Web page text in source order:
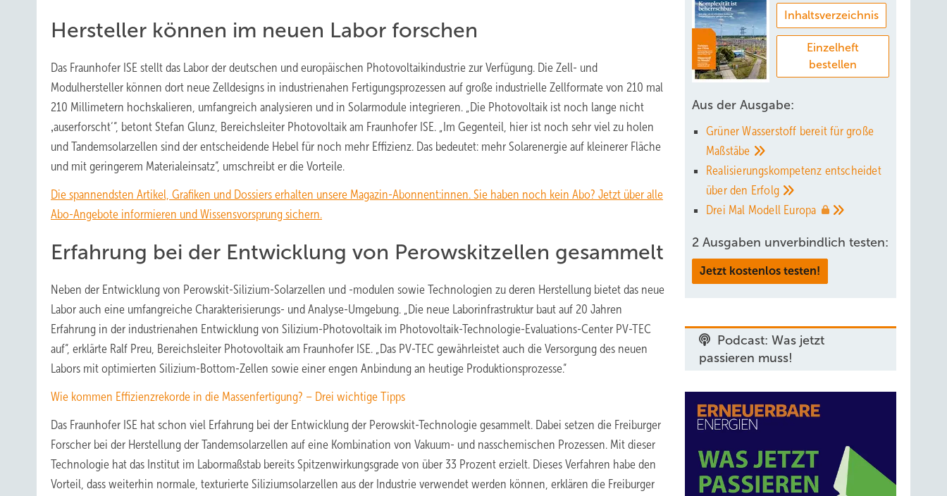
Hersteller können im neuen Labor forschen
Das Fraunhofer ISE stellt das Labor der deutschen und europäischen Photovoltaikindustrie zur Verfügung. Die Zell- und
Modulhersteller können dort neue Zelldesigns in industrienahen Fertigungsprozessen auf große industrielle Zellformate von 210 mal
210 Millimetern hochskalieren, umfangreich analysieren und in Solarmodule integrieren. „Die Photovoltaik ist noch lange nicht
‚auserforscht‘“, betont Stefan Glunz, Bereichsleiter Photovoltaik am Fraunhofer ISE. „Im Gegenteil, hier ist noch sehr viel zu holen
und Tandemsolarzellen sind der entscheidende Hebel für noch mehr Effizienz. Das bedeutet: mehr Solarenergie auf kleinerer Fläche
und mit geringerem Materialeinsatz“, umschreibt er die Vorteile.
Die spannendsten Artikel, Grafiken und Dossiers erhalten unsere Magazin-Abonnent:innen. Sie haben noch kein Abo? Jetzt über alle
Abo-Angebote informieren und Wissensvorsprung sichern.
Erfahrung bei der Entwicklung von Perowskitzellen gesammelt
Neben der Entwicklung von Perowskit-Silizium-Solarzellen und -modulen sowie Technologien zu deren Herstellung bietet das neue
Labor auch eine umfangreiche Charakterisierungs- und Analyse-Umgebung. „Die neue Laborinfrastruktur baut auf 20 Jahren
Erfahrung in der industrienahen Entwicklung von Silizium-Photovoltaik im Photovoltaik-Technologie-Evaluations-Center PV-TEC
auf“, erklärte Ralf Preu, Bereichsleiter Photovoltaik am Fraunhofer ISE. „Das PV-TEC gewährleistet auch die Versorgung des neuen
Labors mit optimierten Silizium-Bottom-Zellen sowie einer engen Anbindung an heutige Produktionsprozesse.“
Wie kommen Effizienzrekorde in die Massenfertigung? – Drei wichtige Tipps
Das Fraunhofer ISE hat schon viel Erfahrung bei der Entwicklung der Perowskit-Technologie gesammelt. Dabei setzen die Freiburger
Forscher bei der Herstellung der Tandemsolarzellen auf eine Kombination von Vakuum- und nasschemischen Prozessen. Mit dieser
Technologie hat das Institut im Labormaßstab bereits Spitzenwirkungsgrade von über 33 Prozent erzielt. Dieses Verfahren habe den
Vorteil, dass weiterhin normale, texturierte Siliziumsolarzellen aus der Industrie verwendet werden können, erklären die Freiburger
Inhaltsverzeichnis
Einzelheft
bestellen
Aus der Ausgabe:
Grüner Wasserstoff bereit für große
Maßstäbe
Realisierungskompetenz entscheidet
über den Erfolg
Drei Mal Modell Europa
2 Ausgaben unverbindlich testen:
Jetzt kostenlos testen!
Podcast: Was jetzt
passieren muss!